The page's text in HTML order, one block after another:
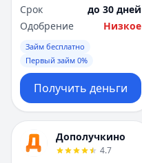
Срок
до 30 дней
Одобрение
Низкое
Займ бесплатно
Первый займ 0%
Получить деньги
Дополучкино
4.7